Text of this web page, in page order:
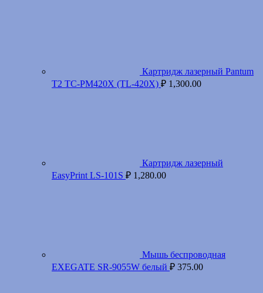
Картридж лазерный Pantum
T2 TC-PM420X (TL-420X) ₽ 1,300.00
Картридж лазерный
EasyPrint LS-101S ₽ 1,280.00
Мышь беспроводная
EXEGATE SR-9055W белый ₽ 375.00